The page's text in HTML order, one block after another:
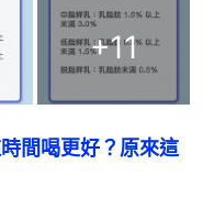
+11
間喝更好？原來這